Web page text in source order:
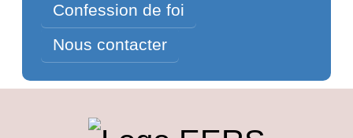
Confession de foi
Nous contacter